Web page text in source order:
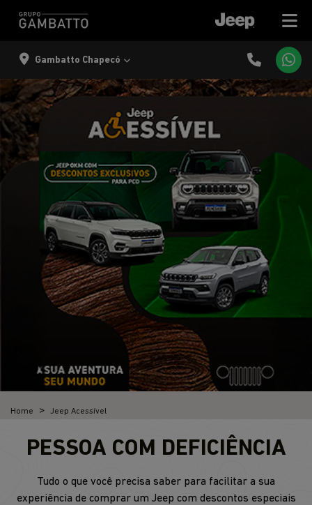
Gambatto Chapecó
Home Jeep Acessível
PESSOA COM DEFICIÊNCIA
Tudo o que você precisa saber para facilitar a sua
experiência de comprar um Jeep com descontos especiais